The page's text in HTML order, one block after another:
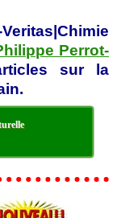
Perrot-
sur la